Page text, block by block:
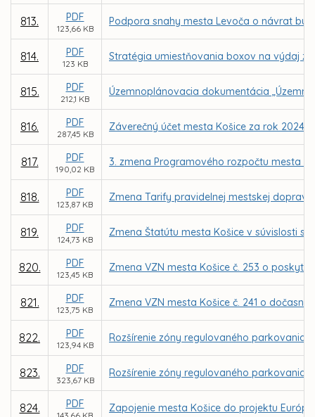
813. PDF
123,66 KB
Podpora snahy mesta Levoča o návrat
814. PDF
123 KB
Stratégia umiestňovania boxov na výdaj
815. PDF
212,1 KB
Územnoplánovacia dokumentácia
816. PDF
287,45 KB
Záverečný účet mesta Košice za rok 2024
817. PDF
190,02 KB
3. zmena Programového rozpočtu mesta
818. PDF
123,87 KB
Zmena Tarify pravidelnej mestskej dopravy
819. PDF
124,73 KB
Zmena Štatútu mesta Košice v súvislosti s
820. PDF
123,45 KB
Zmena VZN mesta Košice č. 253 o
821. PDF
123,75 KB
Zmena VZN mesta Košice č. 241 o
822. PDF
123,94 KB
Rozšírenie zóny regulovaného parkovania
823. PDF
323,67 KB
Rozšírenie zóny regulovaného parkovania
824. PDF Zapojenie mesta Košice do projektu